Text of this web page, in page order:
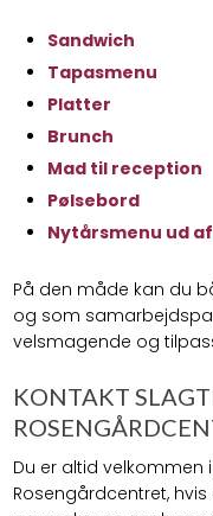
Sandwich
Tapasmenu
Platter
Brunch
Mad til reception
Pølsebord
Nytårsmenu ud
På den måde kan du
og som
velsmagende og
KONTAKT
Du er altid velkommen
Rosengårdcentret,